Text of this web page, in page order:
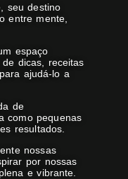
seu destino
entre mente,
espaço
dicas, receitas
ajudá-lo a
de
como pequenas
resultados.
nossas
por nossas
e vibrante.